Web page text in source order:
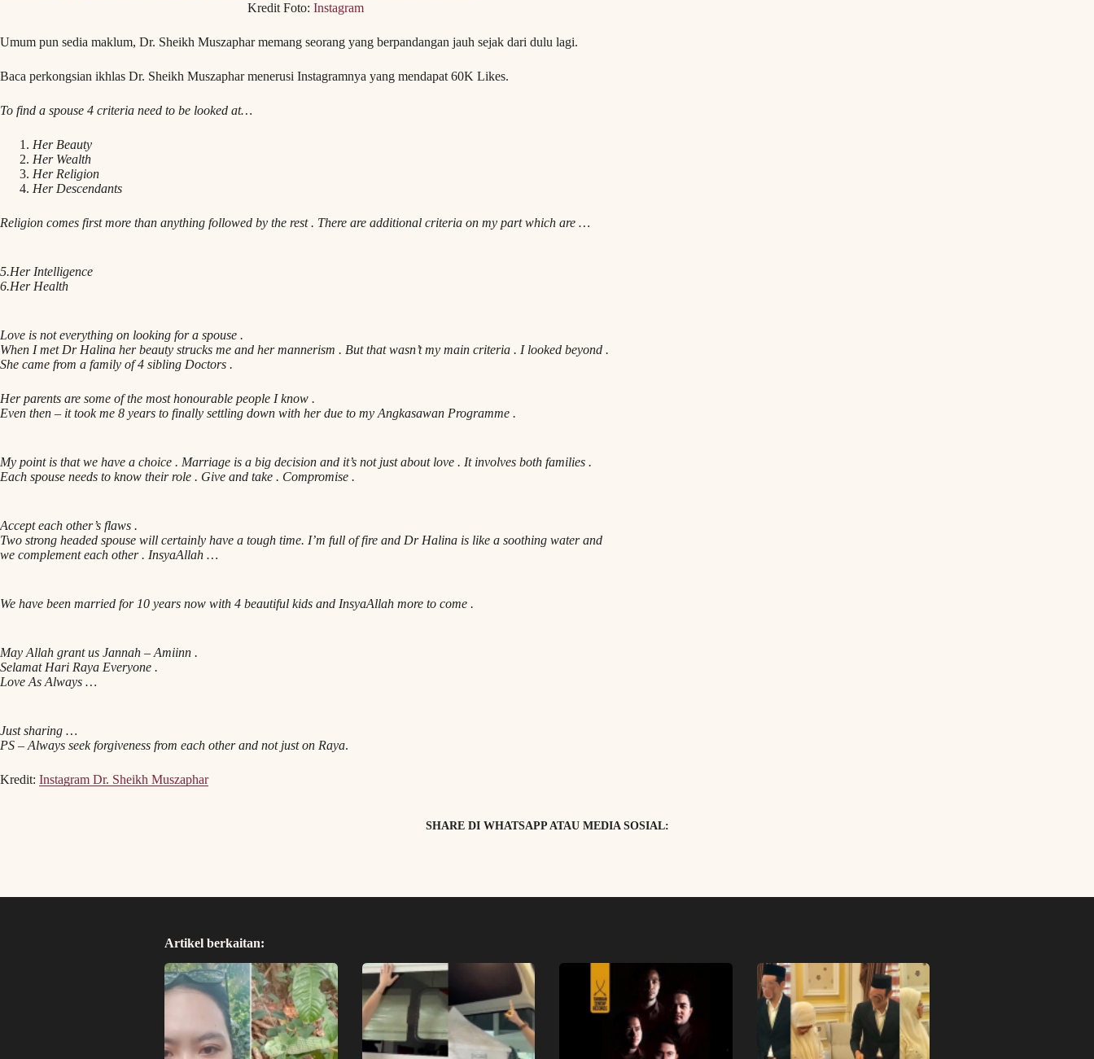
Kredit Foto: Instagram
Umum pun sedia maklum, Dr. Sheikh Muszaphar memang seorang yang berpandangan jauh sejak dari dulu lagi.
Baca perkongsian ikhlas Dr. Sheikh Muszaphar menerusi Instagramnya yang mendapat 60K Likes.
To find a spouse 4 criteria need to be looked at…
Her Beauty
Her Wealth
Her Religion
Her Descendants
Religion comes first more than anything followed by the rest . There are additional criteria on my part which are …
5.Her Intelligence
6.Her Health
Love is not everything on looking for a spouse .
When I met Dr Halina her beauty strucks me and her mannerism . But that wasn’t my main criteria . I looked beyond .
She came from a family of 4 sibling Doctors .
Her parents are some of the most honourable people I know .
Even then – it took me 8 years to finally settling down with her due to my Angkasawan Programme .
My point is that we have a choice . Marriage is a big decision and it’s not just about love . It involves both families .
Each spouse needs to know their role . Give and take . Compromise .
Accept each other’s flaws .
Two strong headed spouse will certainly have a tough time. I’m full of fire and Dr Halina is like a soothing water and
we complement each other . InsyaAllah …
We have been married for 10 years now with 4 beautiful kids and InsyaAllah more to come .
May Allah grant us Jannah – Amiinn .
Selamat Hari Raya Everyone .
Love As Always …
Just sharing …
PS – Always seek forgiveness from each other and not just on Raya.
Kredit: Instagram Dr. Sheikh Muszaphar
SHARE DI WHATSAPP ATAU MEDIA SOSIAL:
Artikel berkaitan: